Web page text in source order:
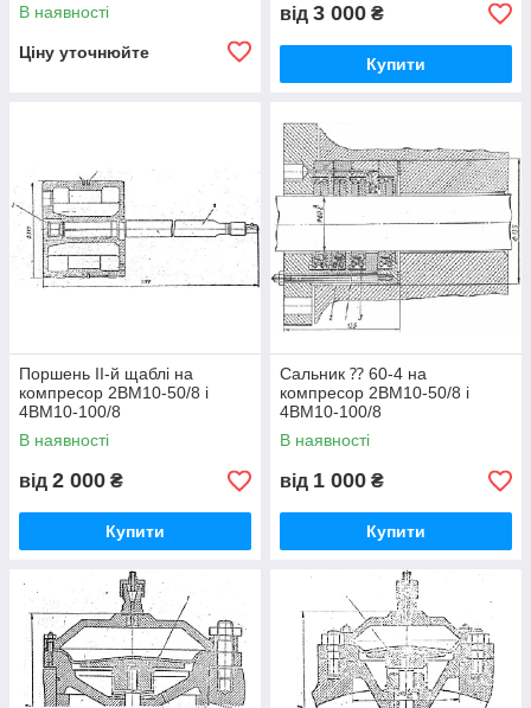
В наявності
Ціну уточнюйте
від 3 000 ₴
Купити
Поршень II-й щаблі на
компресор 2ВМ10-50/8 і
4ВМ10-100/8
В наявності
від 2 000 ₴
Купити
Сальник ⁇ 60-4 на
компресор 2ВМ10-50/8 і
4ВМ10-100/8
В наявності
від 1 000 ₴
Купити